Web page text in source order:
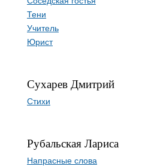
Тени
Учитель
Юрист
Сухарев Дмитрий
Стихи
Рубальская Лариса
Напрасные слова